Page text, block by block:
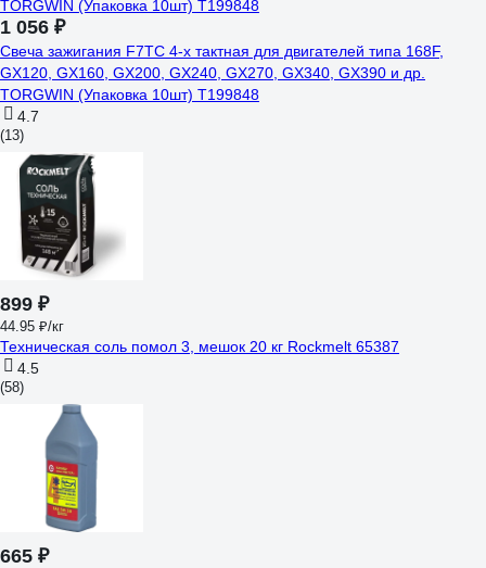
1 056 ₽
Свеча зажигания F7TC 4-х тактная для двигателей типа 168F,
GX120, GX160, GX200, GX240, GX270, GX340, GX390 и др.
TORGWIN (Упаковка 10шт) T199848
4.7
(13)
899 ₽
44.95 ₽/кг
Техническая соль помол 3, мешок 20 кг Rockmelt 65387
4.5
(58)
665 ₽